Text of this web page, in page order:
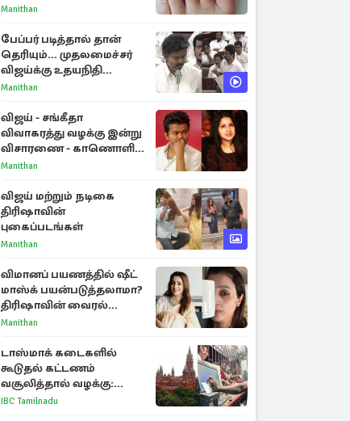
Manithan
பேப்பர் படித்தால் தான்
தெரியும்... முதலமைச்சர்
விஜய்க்கு உதயநிதி
ஸ்டாலின் பதிலடி
Manithan
விஜய் - சங்கீதா
விவாகரத்து வழக்கு இன்று
விசாரணை - காணொளி
மூலம் ஆஜராக வாய்ப்பு
Manithan
விஜய் மற்றும் நடிகை
திரிஷாவின்
புகைப்படங்கள்
Manithan
விமானப் பயணத்தில் ஷீட்
மாஸ்க் பயன்படுத்தலாமா?
திரிஷாவின் வைரல்
செல்ஃபிக்கு மருத்துவர்
Manithan
டாஸ்மாக் கடைகளில்
கூடுதல் கட்டணம்
வசூலித்தால் வழக்கு:
சென்னை உயர்நீதிமன்றம்
IBC Tamilnadu